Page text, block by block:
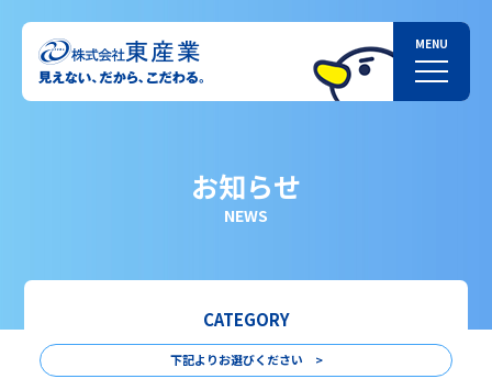
お知らせ
NEWS
CATEGORY
下記よりお選びください >